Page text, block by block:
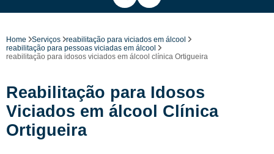
Home Serviços
reabilitação para viciados em álcool
reabilitação para pessoas viciadas em álcool
reabilitação para idosos viciados em álcool clínica Ortigueira
Reabilitação para Idosos
Viciados em álcool Clínica
Ortigueira